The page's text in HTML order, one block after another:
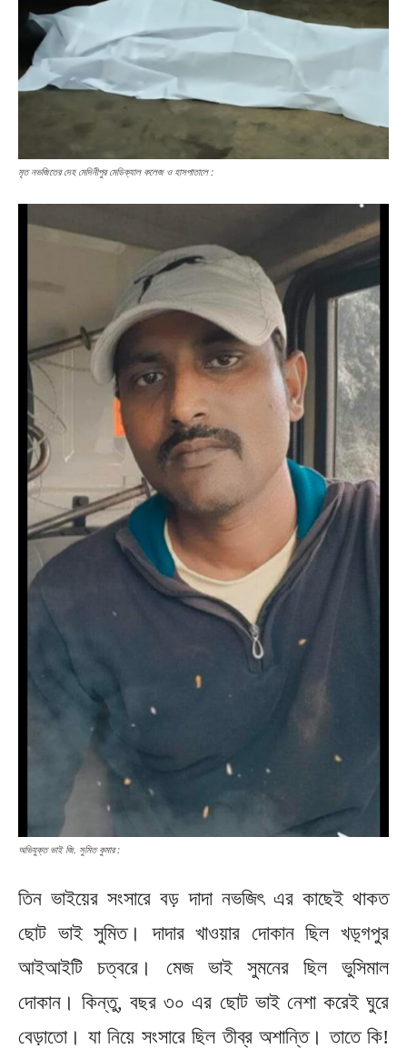
মৃত নভজিতের দেহ মেদিনীপুর মেডিক্যাল কলেজ ও হাসপাতালে :
অভিযুক্ত ভাই জি. সুমিত কুমার :
তিন ভাইয়ের সংসারে বড় দাদা নভজিৎ এর কাছেই থাকত
ছোট ভাই সুমিত। দাদার খাওয়ার দোকান ছিল খড়্গপুর
আইআইটি চত্বরে। মেজ ভাই সুমনের ছিল ভুসিমাল
দোকান। কিন্তু, বছর ৩০ এর ছোট ভাই নেশা করেই ঘুরে
বেড়াতো। যা নিয়ে সংসারে ছিল তীব্র অশান্তি। তাতে কি!